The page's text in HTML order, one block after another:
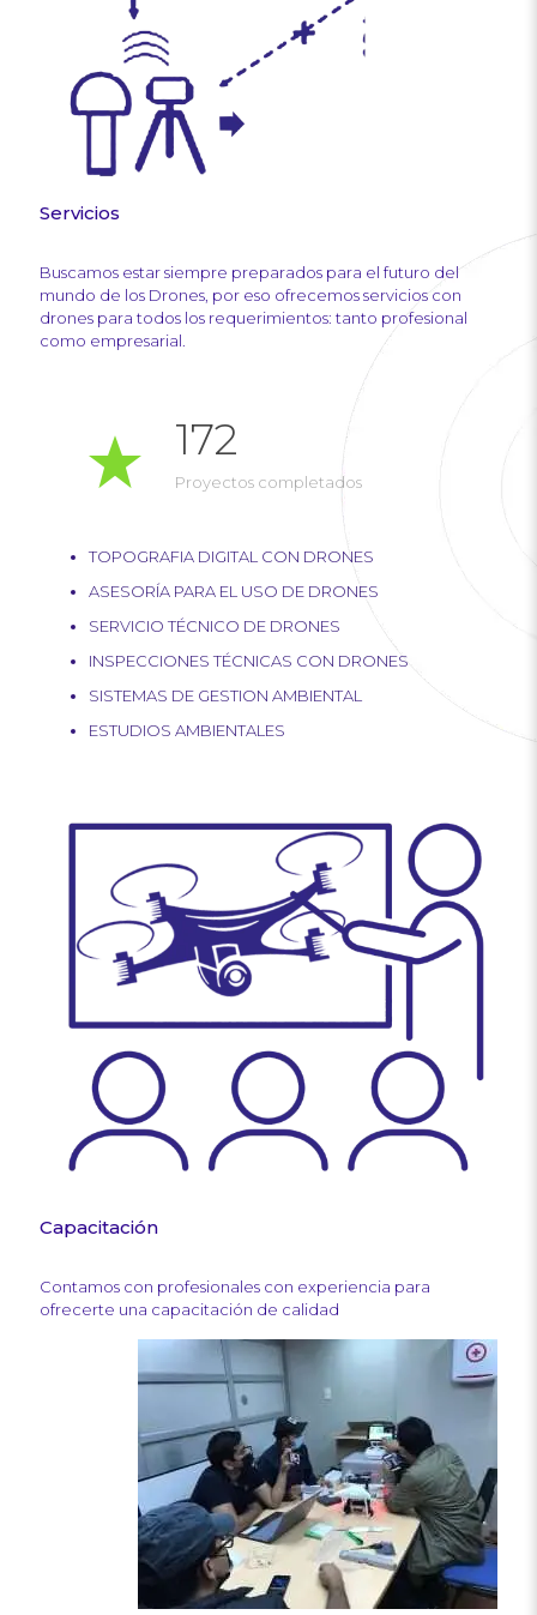
Servicios
Buscamos estar siempre preparados para el futuro del
mundo de los Drones, por eso ofrecemos servicios con
drones para todos los requerimientos: tanto profesional
como empresarial.
172
Proyectos completados
TOPOGRAFIA DIGITAL CON DRONES
ASESORÍA PARA EL USO DE DRONES
SERVICIO TÉCNICO DE DRONES
INSPECCIONES TÉCNICAS CON DRONES
SISTEMAS DE GESTION AMBIENTAL
ESTUDIOS AMBIENTALES
Capacitación
Contamos con profesionales con experiencia para
ofrecerte una capacitación de calidad